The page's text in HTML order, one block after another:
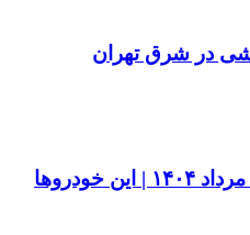
در شرق تهران
قیمت خودرو امروز ۲۳ مرداد ۱۴۰۴ | این خودروها